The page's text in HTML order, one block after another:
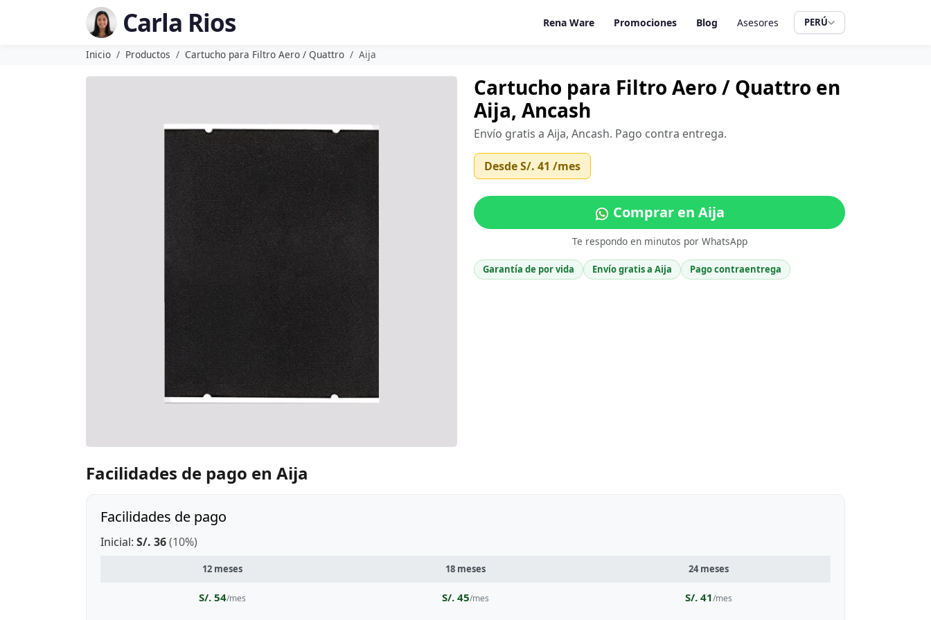
Carla Rios Rena Ware Promociones Blog Asesores PERÚ
Inicio Productos Cartucho para Filtro Aero / Quattro Aija
Cartucho para Filtro Aero / Quattro en
Aija, Ancash
Envío gratis a Aija, Ancash. Pago contra entrega.
DesdeS/. 41 /mes
Comprar en Aija
Te respondo en minutos por WhatsApp
Garantía de por vida Envío gratis a Aija Pago contraentrega
Facilidades de pago en Aija
Facilidades de pago
Inicial: S/. 36(10%)
12 meses 18 meses 24 meses
S/. 54/mes S/. 45/mes S/. 41/mes